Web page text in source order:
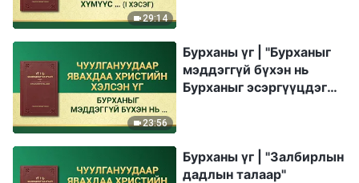
29:14
23:56
Бурханы үг | "Бурханыг
мэддэггүй бүхэн нь
Бурханыг эсэргүүцдэг
Бурханы үг | "Залбирлын
дадлын талаар"